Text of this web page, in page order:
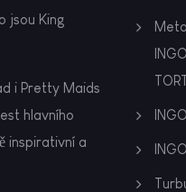
jsou King
i Pretty Maids
hlavního
inspirativní a